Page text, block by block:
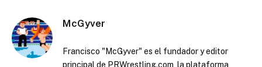
McGyver
Francisco "McGyver" es el fundador y editor
principal de PRWrestling.com, la plataforma